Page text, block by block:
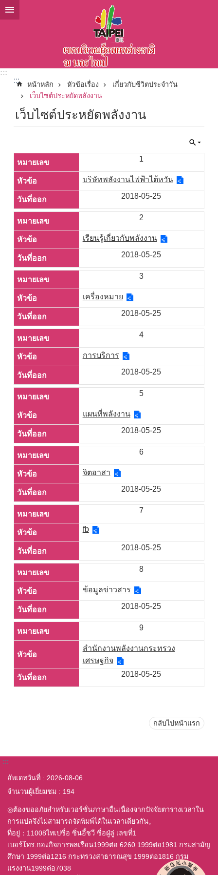
ข้ามไปที่บล็อกเนื้อหาหลัก
:::
:::
หน้าหลัก หัวข้อเรื่อง
เกี่ยวกับชีวิตประจำวัน
เว็บไซต์ประหยัดพลังงาน
เว็บไซต์ประหยัดพลังงาน
1
บริษัทพลังงานไฟฟ้าไต้หวัน
2018-05-25
2
เรียนรู้เกี่ยวกับพลังงาน
2018-05-25
3
เครื่องหมาย
2018-05-25
4
การบริการ
2018-05-25
5
แผนที่พลังงาน
2018-05-25
6
จิตอาสา
2018-05-25
7
fb
2018-05-25
8
ข้อมูลข่าวสาร
2018-05-25
9
สำนักงานพลังงานกระทรวง
เศรษฐกิจ
2018-05-25
กลับไปหน้าแรก
:::
อัพเดทวันที่
2026-08-06
จำนวนผู้เยี่ยมชม
194
◎ต้องขออภัยสำหรับเวอร์ชั่นภาษาอื่นเนื่องจากปัจจัยตารางเวลาใน
การแปลจึงไม่สามารถจัดพิมพ์ได้ในเวลาเดียวกัน。
ที่อยู่：11008ไทเปซื่อ ซิ่นอี้ชวี ซื่อฝู่ลู่ เลขที่1
เบอร์โทร:กองกิจการพลเรือน1999ต่อ 6260 1999ต่อ1981 กรมสามัญ
ศึกษา 1999ต่อ1216 กระทรวงสาธารณสุข 1999ต่อ1816 กรม
แรงงาน1999ต่อ7038